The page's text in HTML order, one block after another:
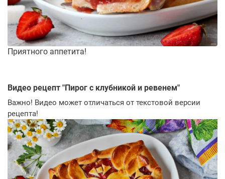
Приятного аппетита!
Видео рецепт "Пирог с клубникой и ревенем"
Важно! Видео может отличаться от текстовой версии
рецепта!